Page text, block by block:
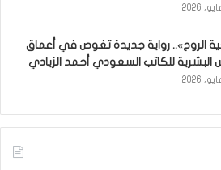
الروح».. رواية جديدة تغوص في أعماق
البشرية للكاتب السعودي أحمد الزيادي